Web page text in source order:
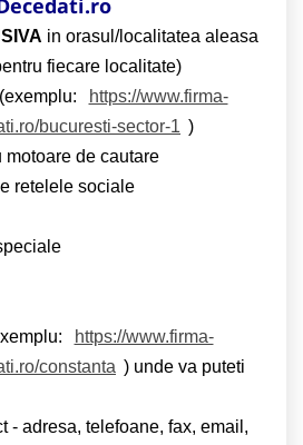
in orasul/localitatea aleasa
fiecare localitate)
https://www.firma-
bucuresti-sector-1 )
de cautare
retelele sociale
https://www.firma-
constanta ) unde va puteti
- adresa, telefoane, fax, email,